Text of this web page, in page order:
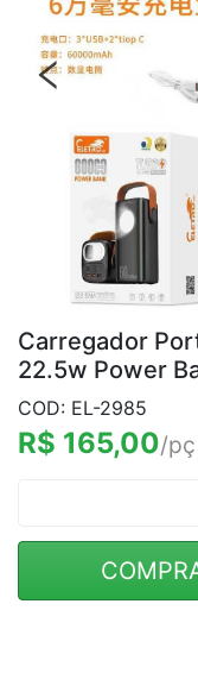
Carregador
22.5w Power
COD: EL-2985
R$ 165,00/pç